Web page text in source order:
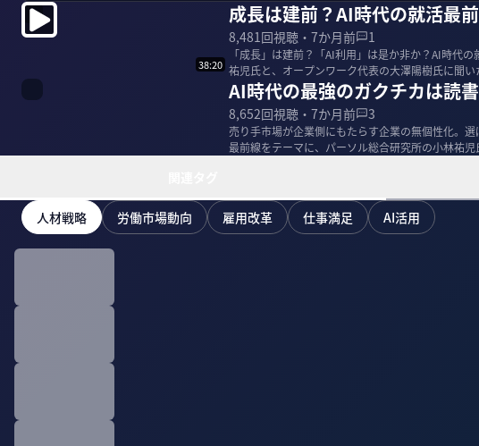
成長は建前？AI時代の就活最
8,481回視聴・ 7か月前 1
「成長」は建前？「AI利用」は是か非か？AI時代
祐児氏と、オープンワーク代表の大澤陽樹氏に聞いた。 ▼プロフィール 小林祐児｜パーソル総
所 上...
38:20
AI時代の最強のガクチカは読
8,652回視聴・ 7か月前 3
売り手市場が企業側にもたらす企業の無個性化。
最前線をテーマに、パーソル総合研究所の小林祐
人材戦略 労働市場動向 雇用改革 仕事満足 AI活用